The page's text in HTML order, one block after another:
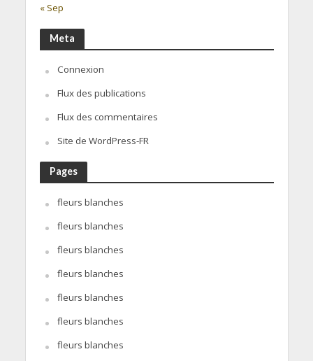
« Sep
Meta
Connexion
Flux des publications
Flux des commentaires
Site de WordPress-FR
Pages
fleurs blanches
fleurs blanches
fleurs blanches
fleurs blanches
fleurs blanches
fleurs blanches
fleurs blanches